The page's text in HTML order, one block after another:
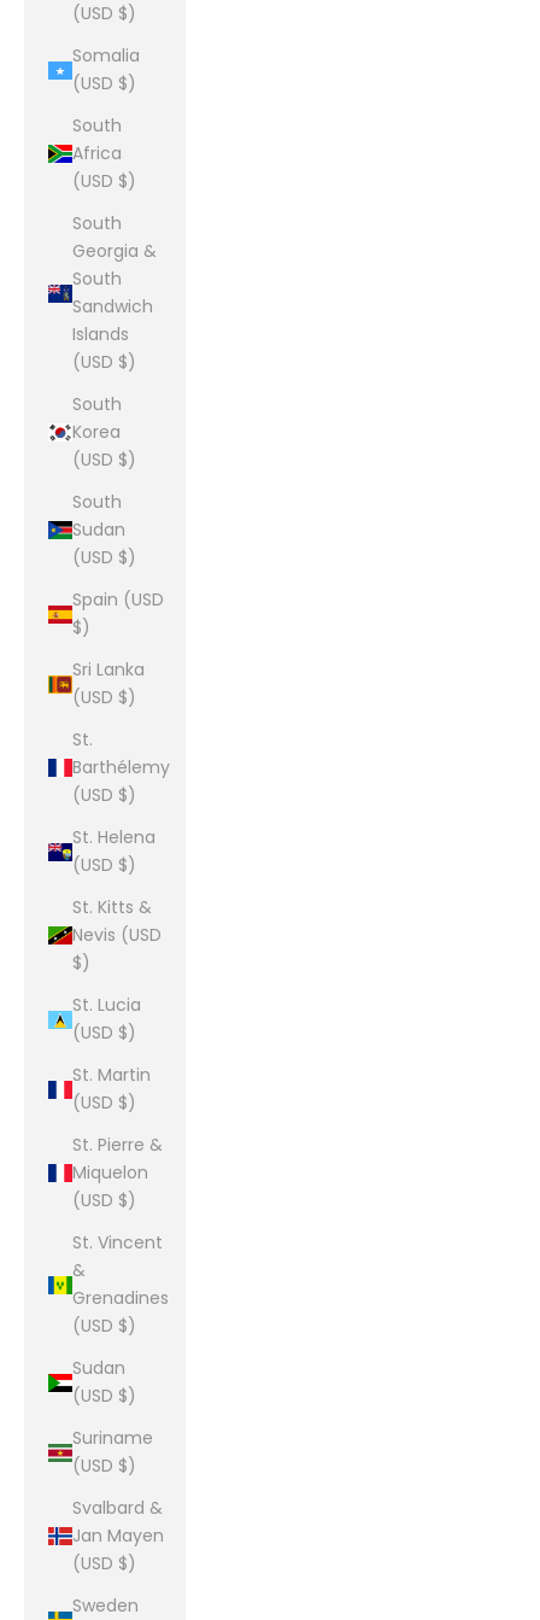
(USD $)
Somalia
(USD $)
South
Africa
(USD $)
South
Georgia &
South
Sandwich
Islands
(USD $)
South
Korea
(USD $)
South
Sudan
(USD $)
Spain (USD
$)
Sri Lanka
(USD $)
St.
Barthélemy
(USD $)
St. Helena
(USD $)
St. Kitts &
Nevis (USD
$)
St. Lucia
(USD $)
St. Martin
(USD $)
St. Pierre &
Miquelon
(USD $)
St. Vincent
&
Grenadines
(USD $)
Sudan
(USD $)
Suriname
(USD $)
Svalbard &
Jan Mayen
(USD $)
Sweden